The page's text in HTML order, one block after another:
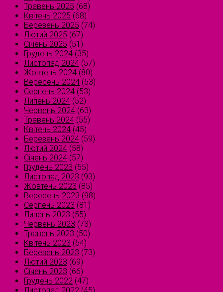
Травень 2025 (68)
Квітень 2025 (68)
Березень 2025 (74)
Лютий 2025 (67)
Січень 2025 (51)
Грудень 2024 (35)
Листопад 2024 (57)
Жовтень 2024 (80)
Вересень 2024 (53)
Серпень 2024 (53)
Липень 2024 (52)
Червень 2024 (63)
Травень 2024 (55)
Квітень 2024 (45)
Березень 2024 (59)
Лютий 2024 (58)
Січень 2024 (57)
Грудень 2023 (55)
Листопад 2023 (93)
Жовтень 2023 (85)
Вересень 2023 (98)
Серпень 2023 (81)
Липень 2023 (55)
Червень 2023 (73)
Травень 2023 (50)
Квітень 2023 (54)
Березень 2023 (73)
Лютий 2023 (69)
Січень 2023 (66)
Грудень 2022 (47)